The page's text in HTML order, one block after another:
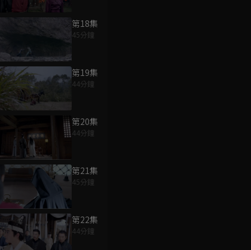
第18集
45分鐘
第19集
44分鐘
第20集
44分鐘
第21集
45分鐘
第22集
44分鐘